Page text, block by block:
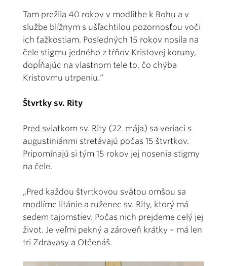
Tam prežila 40 rokov v modlitbe k Bohu a v
službe blížnym s ušľachtilou pozornosťou voči
ich ťažkostiam. Posledných 15 rokov nosila na
čele stigmu jedného z tŕňov Kristovej koruny,
dopĺňajúc na vlastnom tele to, čo chýba
Kristovmu utrpeniu.“
Štvrtky sv. Rity
Pred sviatkom sv. Rity (22. mája) sa veriaci s
augustiniánmi stretávajú počas 15 štvrtkov.
Pripomínajú si tým 15 rokov jej nosenia stigmy
na čele.
„Pred každou štvrtkovou svätou omšou sa
modlíme litánie a ruženec sv. Rity, ktorý má
sedem tajomstiev. Počas nich prejdeme celý jej
život. Je veľmi pekný a zároveň krátky – má len
tri Zdravasy a Otčenáš.